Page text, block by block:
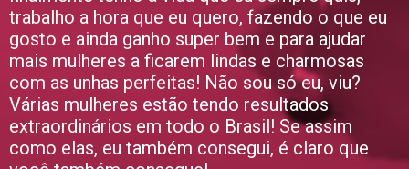
trabalho a hora que eu quero, fazendo o que eu
gosto e ainda ganho super bem e para ajudar
mais mulheres a ficarem lindas e charmosas
com as unhas perfeitas! Não sou só eu, viu?
Várias mulheres estão tendo resultados
extraordinários em todo o Brasil! Se assim
como elas, eu também consegui, é claro que